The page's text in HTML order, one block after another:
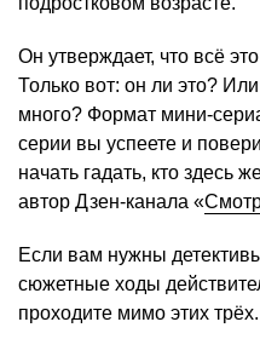
Он утверждает, что всё
Только вот: он ли это?
много? Формат мини-
серии вы успеете и
начать гадать, кто здесь
автор Дзен-канала «
Если вам нужны
сюжетные ходы
проходите мимо этих трёх.